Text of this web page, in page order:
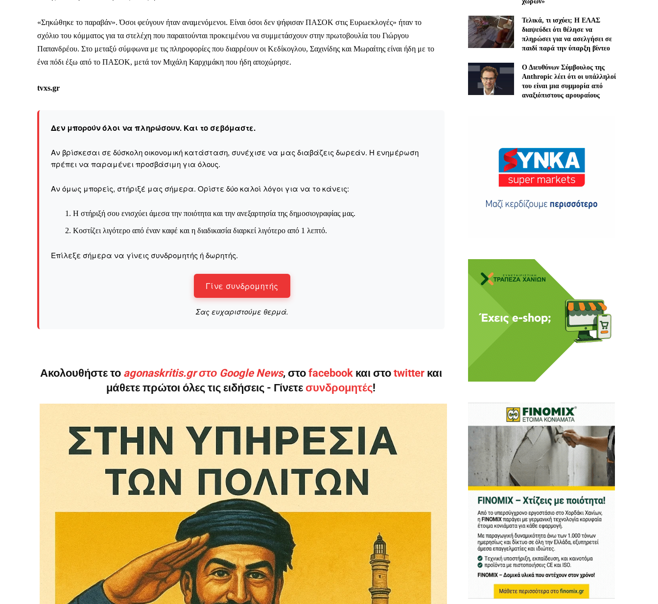
ΕΓΓΡΑΦΕΙΤΕ
Αγώνας της Κρήτης
Ποιοι είμαστε
Στείλτε το άρθρο σας | Κάντε μια δωρεά
Δεν μπορούν όλοι να πληρώσουν. Και το σεβόμαστε.
Αν βρίσκεσαι σε δύσκολη οικονομική κατάσταση, συνέχισε να μας διαβάζεις δωρεάν. Η ενημέρωση πρέπει να
παραμένει προσβάσιμη για όλους.
Αν όμως μπορείς, στήριξέ μας σήμερα. Ορίστε δύο καλοί λόγοι για να το κάνεις:
Η στήριξή σου ενισχύει άμεσα την ποιότητα και την ανεξαρτησία της δημοσιογραφίας μας.
Κοστίζει λιγότερο από έναν καφέ και η διαδικασία διαρκεί λιγότερο από 1 λεπτό.
Επίλεξε σήμερα να γίνεις συνδρομητής ή δωρητής.
Γίνε συνδρομητής
Σας ευχαριστούμε θερμά.
«Σηκώθηκε το παραβάν». Όσοι φεύγουν ήταν αναμενόμενοι. Είναι όσοι δεν ψήφισαν ΠΑΣΟΚ στις Ευρωεκλογές» ήταν το
σχόλιο του κόμματος για τα στελέχη που παραιτούνται προκειμένου να συμμετάσχουν στην πρωτοβουλία του Γιώργου
Παπανδρέου. Στο μεταξύ σύμφωνα με τις πληροφορίες που διαρρέουν οι Κεδίκογλου, Σαχινίδης και Μωραίτης είναι ήδη με το
ένα πόδι έξω από το ΠΑΣΟΚ, μετά τον Μιχάλη Καρχιμάκη που ήδη αποχώρησε.
tvxs.gr
Δεν μπορούν όλοι να πληρώσουν. Και το σεβόμαστε.
Αν βρίσκεσαι σε δύσκολη οικονομική κατάσταση, συνέχισε να μας διαβάζεις δωρεάν. Η ενημέρωση
πρέπει να παραμένει προσβάσιμη για όλους.
Αν όμως μπορείς, στήριξέ μας σήμερα. Ορίστε δύο καλοί λόγοι για να το κάνεις:
Η στήριξή σου ενισχύει άμεσα την ποιότητα και την ανεξαρτησία της δημοσιογραφίας μας.
Κοστίζει λιγότερο από έναν καφέ και η διαδικασία διαρκεί λιγότερο από 1 λεπτό.
Επίλεξε σήμερα να γίνεις συνδρομητής ή δωρητής.
Γίνε συνδρομητής
Σας ευχαριστούμε θερμά.
Ακολουθήστε το agonaskritis.gr στο Google News, στο facebook και στο twitterκαι
μάθετε πρώτοι όλες τις ειδήσεις - Γίνετε συνδρομητές!
Τελικά, τι ισχύει; Η ΕΛΑΣ
διαψεύδει ότι θέλησε να
πληρώσει για να ασελγήσει σε
παιδί παρά την ύπαρξη βίντεο
Ο Διευθύνων Σύμβουλος της
Anthropic λέει ότι οι υπάλληλοί
του είναι μια συμμορία από
αναξιόπιστους αρουραίους